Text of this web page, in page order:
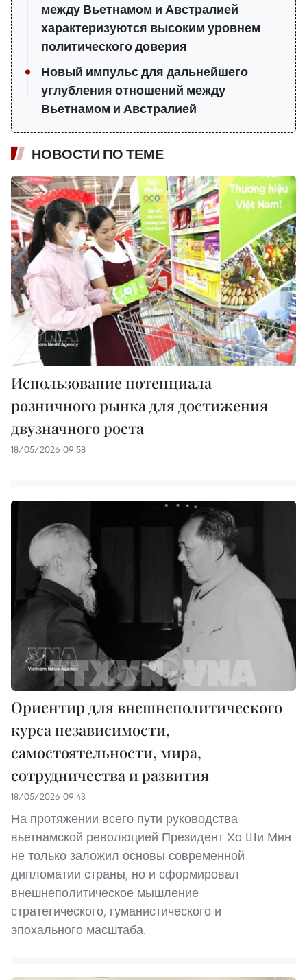
между Вьетнамом и Австралией
характеризуются высоким уровнем
политического доверия
Новый импульс для дальнейшего
углубления отношений между
Вьетнамом и Австралией
НОВОСТИ ПО ТЕМЕ
Использование потенциала
розничного рынка для достижения
двузначного роста
18/05/2026 09:58
Ориентир для внешнеполитического
курса независимости,
самостоятельности, мира,
сотрудничества и развития
18/05/2026 09:43
На протяжении всего пути руководства
вьетнамской революцией Президент Хо Ши Мин
не только заложил основы современной
дипломатии страны, но и сформировал
внешнеполитическое мышление
стратегического, гуманистического и
эпохального масштаба.